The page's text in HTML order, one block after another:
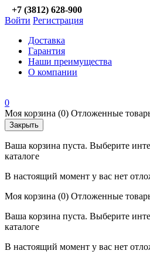
+7 (3812) 628-900
Войти Регистрация
Доставка
Гарантия
Наши преимущества
О компании
0
Моя корзина (0) Отложенные
Закрыть
Ваша корзина пуста. Выберите
каталоге
В настоящий момент у вас нет
Моя корзина (0) Отложенные
Ваша корзина пуста. Выберите
каталоге
В настоящий момент у вас нет